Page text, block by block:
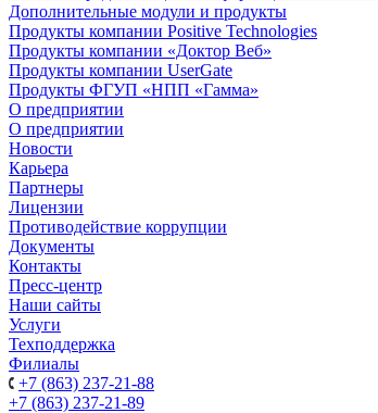
Дополнительные модули и продукты
Продукты компании Positive Technologies
Продукты компании «Доктор Веб»
Продукты компании UserGate
Продукты ФГУП «НПП «Гамма»
О предприятии
О предприятии
Новости
Карьера
Партнеры
Лицензии
Противодействие коррупции
Документы
Контакты
Пресс-центр
Наши сайты
Услуги
Техподдержка
Филиалы
+7 (863) 237-21-88
+7 (863) 237-21-89